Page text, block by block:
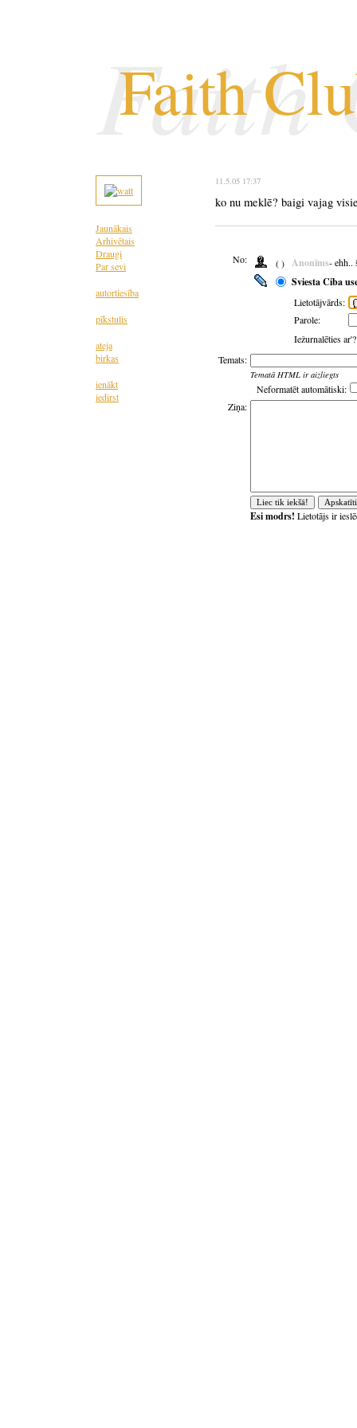
Faith
Faith
Jaunākais
Arhivētais
Draugi
Par sevi
autortiesība
pīkstulis
ateja
birkas
ienākt
iedirst
11.5.05 17:37
ko nu meklē? baigi vajag
No: ( ) Anonīms- ehh..
Sviesta Ciba
Lietotājvārds:
Parole:
Iežurnalēties
Temats:
Tematā HTML ir aizliegts
Neformatēt automātiski:
Ziņa:
Esi modrs! Lietotājs ir